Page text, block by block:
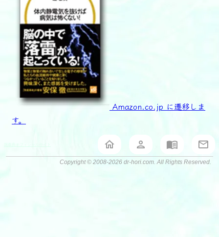
Amazon.co.jp に遷移しま
す。
Copyright © 2008-2026 dr-hori.com. All Rights Reserved.